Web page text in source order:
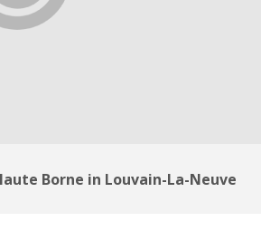
Borne in Louvain-La-Neuve